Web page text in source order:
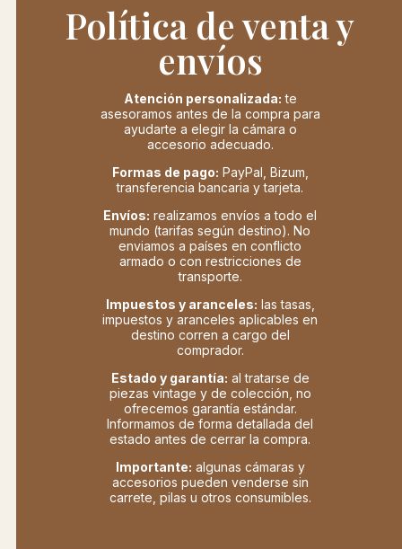
Política de venta y
envíos
Atención personalizada: te
asesoramos antes de la compra para
ayudarte a elegir la cámara o
accesorio adecuado.
Formas de pago: PayPal, Bizum,
transferencia bancaria y tarjeta.
Envíos: realizamos envíos a todo el
mundo (tarifas según destino). No
enviamos a países en conflicto
armado o con restricciones de
transporte.
Impuestos y aranceles: las tasas,
impuestos y aranceles aplicables en
destino corren a cargo del
comprador.
Estado y garantía: al tratarse de
piezas vintage y de colección, no
ofrecemos garantía estándar.
Informamos de forma detallada del
estado antes de cerrar la compra.
Importante: algunas cámaras y
accesorios pueden venderse sin
carrete, pilas u otros consumibles.